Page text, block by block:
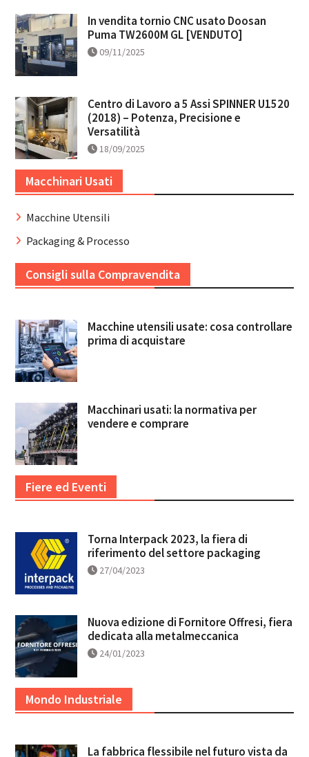
In vendita tornio CNC usato Doosan
Puma TW2600M GL [VENDUTO]
09/11/2025
Centro di Lavoro a 5 Assi SPINNER U1520
(2018) – Potenza, Precisione e
Versatilità
18/09/2025
Macchinari Usati
Macchine Utensili
Packaging & Processo
Consigli sulla Compravendita
Macchine utensili usate: cosa controllare
prima di acquistare
Macchinari usati: la normativa per
vendere e comprare
Fiere ed Eventi
Torna Interpack 2023, la fiera di
riferimento del settore packaging
27/04/2023
Nuova edizione di Fornitore Offresi, fiera
dedicata alla metalmeccanica
24/01/2023
Mondo Industriale
La fabbrica flessibile nel futuro vista da